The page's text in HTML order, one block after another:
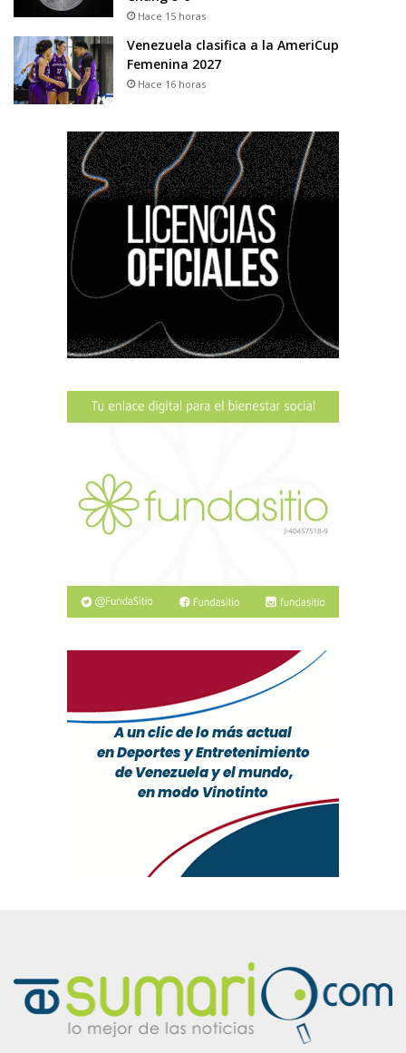
Hace 15 horas
Venezuela clasifica a la AmeriCup
Femenina 2027
Hace 16 horas